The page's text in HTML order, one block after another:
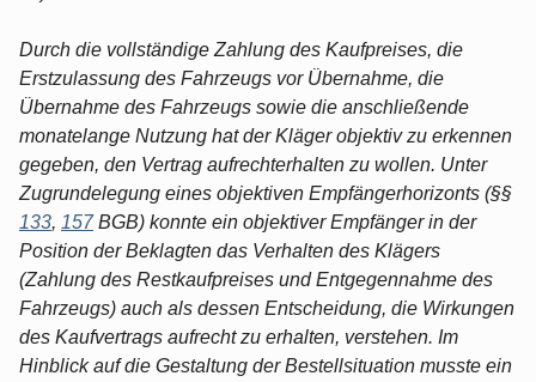
Durch die vollständige Zahlung des Kaufpreises, die
Erstzulassung des Fahrzeugs vor Übernahme, die
Übernahme des Fahrzeugs sowie die anschließende
monatelange Nutzung hat der Kläger objektiv zu erkennen
gegeben, den Vertrag aufrechterhalten zu wollen. Unter
Zugrundelegung eines objektiven Empfängerhorizonts (§§
133, 157BGB) konnte ein objektiver Empfänger in der
Position der Beklagten das Verhalten des Klägers
(Zahlung des Restkaufpreises und Entgegennahme des
Fahrzeugs) auch als dessen Entscheidung, die Wirkungen
des Kaufvertrags aufrecht zu erhalten, verstehen. Im
Hinblick auf die Gestaltung der Bestellsituation musste ein